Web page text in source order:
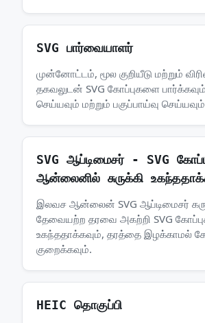
SVG பார்வையாளர்
முன்னோட்டம், மூல குறியீடு மற்றும்
தகவலுடன் SVG கோப்புகளை
செய்யவும் மற்றும் பகுப்பாய்வு
SVG ஆப்டிமைசர் - SVG
ஆன்லைனில் சுருக்கி
இலவச ஆன்லைன் SVG ஆப்டிமைசர்
தேவையற்ற தரவை அகற்றி SVG
உகந்ததாக்கவும், தரத்தை இழக்காமல்
குறைக்கவும்.
HEIC தொகுப்பி